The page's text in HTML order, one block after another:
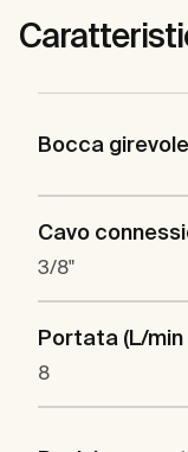
Bocca girevole
Cavo
3/8"
Portata (L/min
8